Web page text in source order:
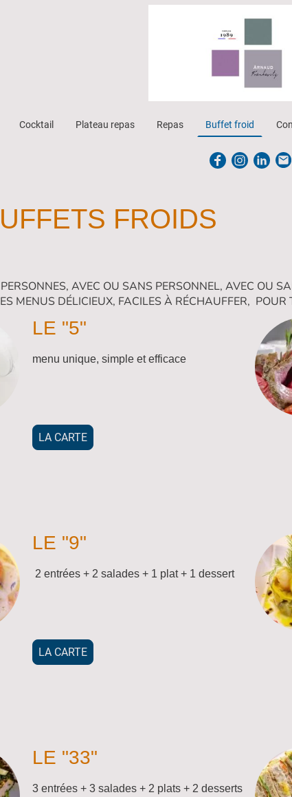
Cocktail Plateau repas Repas Buffet froid
FROIDS
AVEC OU SANS PERSONNEL, AVEC OU
MENUS DÉLICIEUX, FACILES À RÉCHAUFFER, POUR
LE "5"
menu unique, simple et efficace
LA CARTE
LE "9"
2 entrées + 2 salades + 1 plat + 1 dessert
LA CARTE
LE "33"
3 entrées + 3 salades + 2 plats + 2 desserts